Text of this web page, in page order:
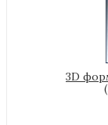
3D